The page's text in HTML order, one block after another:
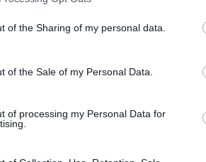
of the Sharing of my personal data.
of the Sale of my Personal Data.
of processing my Personal Data for